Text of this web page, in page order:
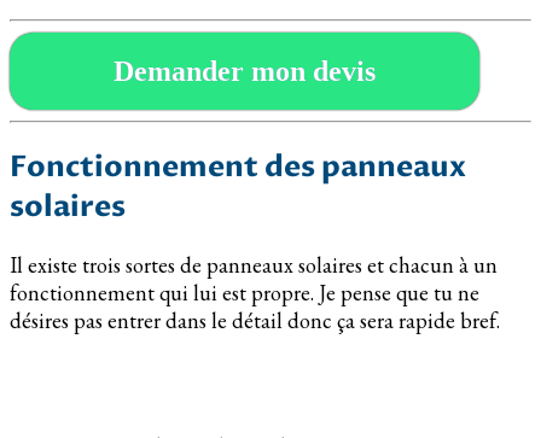
Demander mon devis
Fonctionnement des panneaux
solaires
Il existe trois sortes de panneaux solaires et chacun à un
fonctionnement qui lui est propre. Je pense que tu ne
désires pas entrer dans le détail donc ça sera rapide bref.